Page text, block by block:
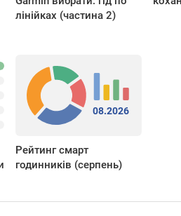
лінійках (частина 2)
08.2026
Рейтинг смарт
годинників (серпень)